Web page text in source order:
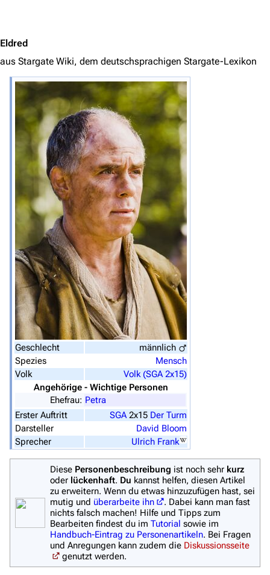
3622 2132 347.805
Navigation
Hauptseite
Von A bis Z
Zufälliger Artikel
Spezialseiten
Datei hochladen
Filme und Serien
Überblick
Stargate SG-1
Stargate Atlantis
Stargate Universe
Stargate Origins
Stargate Infinity
Stargate-Romane
Das Stargate-Universum
Themenportal
Personen
Völker
Orte
Objekte
Eldred
aus Stargate Wiki, dem deutschsprachigen Stargate-Lexikon
Geschlecht
männlich
Spezies
Mensch
Volk
Volk (SGA 2x15)
Angehörige - Wichtige Personen
Ehefrau: Petra
Erster Auftritt
SGA 2x15 Der Turm
Darsteller
David Bloom
Sprecher
Ulrich Frank
Diese Personenbeschreibung ist noch sehr kurz
oder lückenhaft. Du kannst helfen, diesen Artikel
zu erweitern. Wenn du etwas hinzuzufügen hast, sei
mutig und überarbeite ihn
. Dabei kann man fast
nichts falsch machen! Hilfe und Tipps zum
Bearbeiten findest du im Tutorial sowie im
Handbuch-Eintrag zu Personenartikeln. Bei Fragen
und Anregungen kann zudem die Diskussionsseite
genutzt werden.